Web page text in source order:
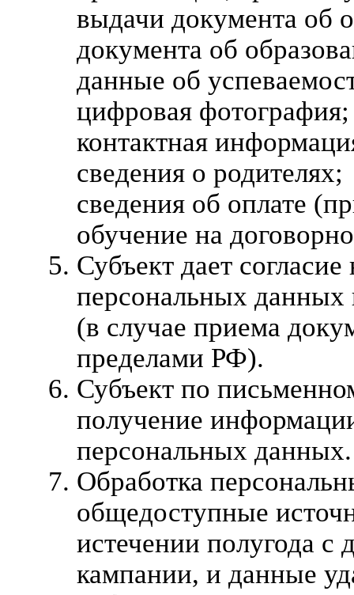
выдачи документа об
документа об
данные об
цифровая фотография;
контактная
сведения о родителях;
сведения об оплате
обучение на
Субъект дает
персональных данных
(в случае приема
пределами РФ).
Субъект по
получение
персональных данных.
Обработка
общедоступные
истечении полугода
кампании, и данные